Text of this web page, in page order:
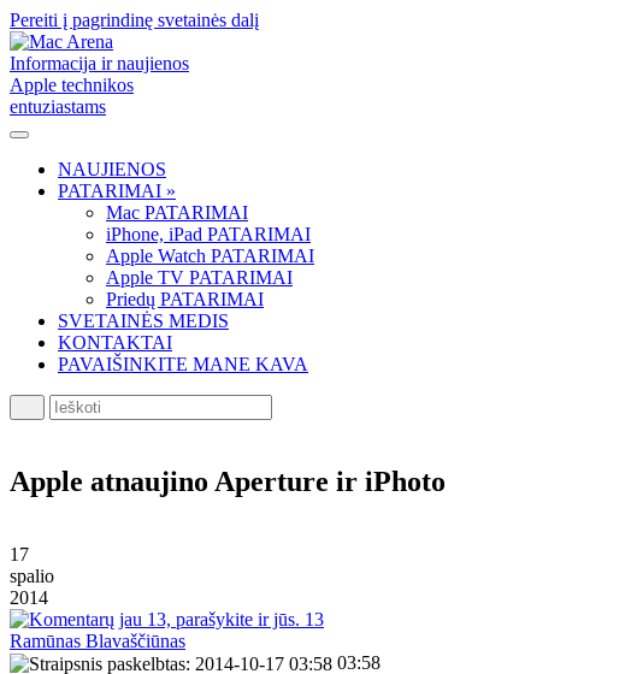
Pereiti į pagrindinę svetainės dalį
Informacija ir naujienos
Apple technikos
entuziastams
NAUJIENOS
PATARIMAI »
Mac PATARIMAI
iPhone, iPad PATARIMAI
Apple Watch PATARIMAI
Apple TV PATARIMAI
Priedų PATARIMAI
SVETAINĖS MEDIS
KONTAKTAI
PAVAIŠINKITE MANE KAVA
Ieškoti
Apple atnaujino Aperture ir iPhoto
17
spalio
2014
13
Ramūnas Blavaščiūnas
03:58